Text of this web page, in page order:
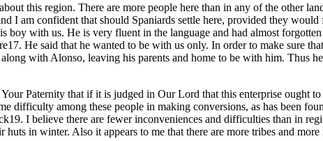
this region. There are more people here than in any of the other
I am confident that should Spaniards settle here, provided they
boy with us. He is very fluent in the language and had almost
He said that he wanted to be with us only. In order to make sure
with Alonso, leaving his parents and home to be with him. Thus
Paternity that if it is judged in Our Lord that this enterprise ought
difficulty among these people in making conversions, as has been
I believe there are fewer inconveniences and difficulties than in
huts in winter. Also it appears to me that there are more tribes and